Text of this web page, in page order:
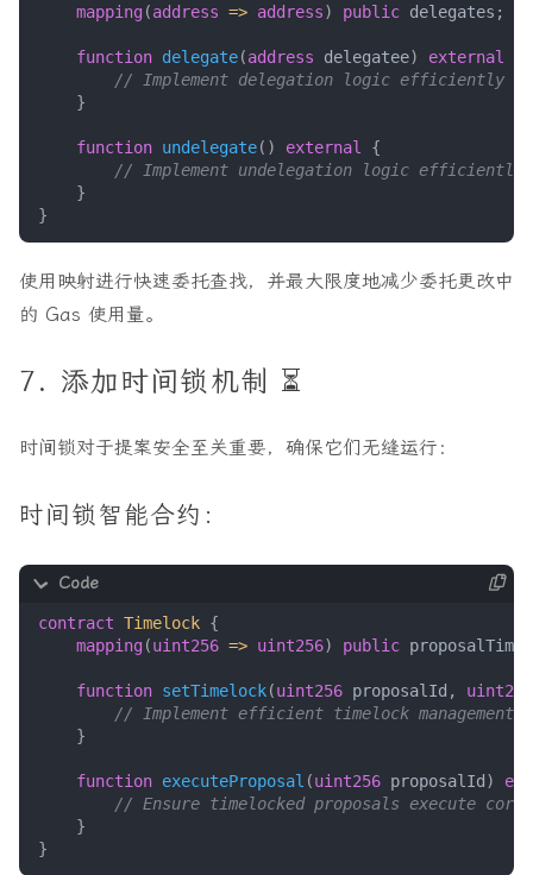
mapping (address => address) public delegates ;
function delegate(address delegatee) external
}
function undelegate() external
{
}
}
使用映射进行快速委托查找，并最大限度地减少委托更改中
的 Gas 使用量。
7. 添加时间锁机制 ⏳
时间锁对于提案安全至关重要，确保它们无缝运行：
时间锁智能合约：
contract Timelock {
mapping (uint256 => uint256) public
function setTimelock(uint256 proposalId ,
uint256
}
function executeProposal (uint256 proposalId)
}
}